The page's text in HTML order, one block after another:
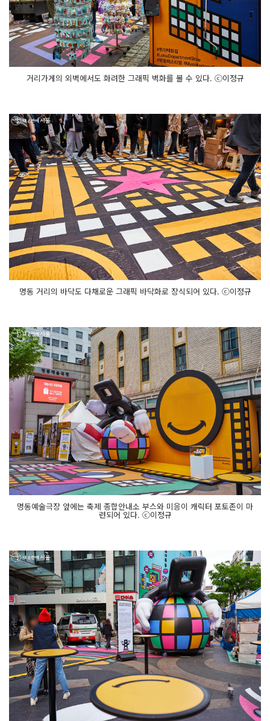
거리가게의 외벽에서도 화려한 그래픽 벽화를 볼 수 있다. ⓒ이정규
명동 거리의 바닥도 다채로운 그래픽 바닥화로 장식되어 있다. ⓒ이정규
명동예술극장 앞에는 축제 종합안내소 부스와 미응이 캐릭터 포토존이 마
련되어 있다. ⓒ이정규